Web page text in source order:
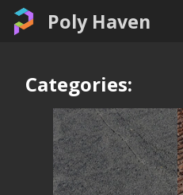
Poly Haven
Categories: